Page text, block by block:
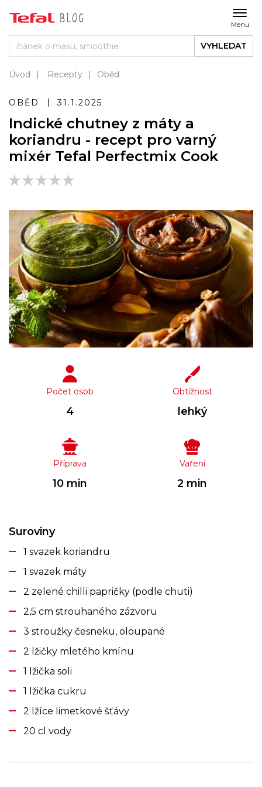
Menu
VYHLEDAT
Úvod Recepty Oběd
OBĚD 31.1.2025
Indické chutney z máty a
koriandru - recept pro varný
mixér Tefal Perfectmix Cook
Počet osob
4
Obtížnost
lehký
Příprava
10 min
Vaření
2 min
Suroviny
1 svazek koriandru
1 svazek máty
2 zelené chilli papričky (podle chuti)
2,5 cm strouhaného zázvoru
3 stroužky česneku, oloupané
2 lžičky mletého kmínu
1 lžička soli
1 lžička cukru
2 lžíce limetkové šťávy
20 cl vody